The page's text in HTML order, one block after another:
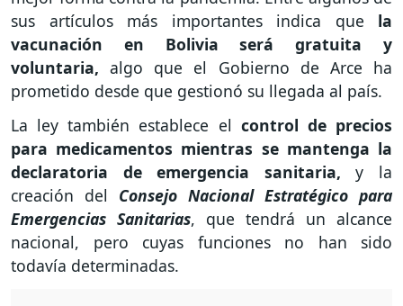
sus artículos más importantes indica que la
vacunación en Bolivia será gratuita y
voluntaria, algo que el Gobierno de Arce ha
prometido desde que gestionó su llegada al país.
La ley también establece el control de precios
para medicamentos mientras se mantenga la
declaratoria de emergencia sanitaria, y la
creación del Consejo Nacional Estratégico para
Emergencias Sanitarias, que tendrá un alcance
nacional, pero cuyas funciones no han sido
todavía determinadas.